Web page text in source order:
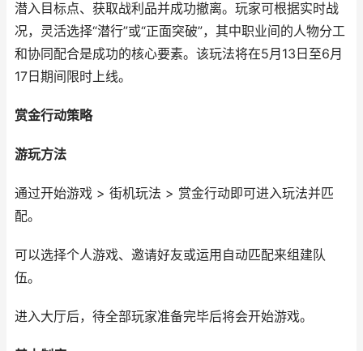
潜入目标点、获取战利品并成功撤离。玩家可根据实时战
况，灵活选择“潜行”或“正面突破”，其中职业间的人物分工
和协同配合是成功的核心要素。该玩法将在5月13日至6月
17日期间限时上线。
赏金行动策略
游玩方法
通过开始游戏 > 街机玩法 > 赏金行动即可进入玩法并匹
配。
可以选择个人游戏、邀请好友或运用自动匹配来组建队
伍。
进入大厅后，待全部玩家准备完毕后将会开始游戏。